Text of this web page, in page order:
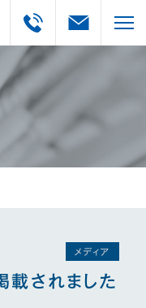
メディア
載されました